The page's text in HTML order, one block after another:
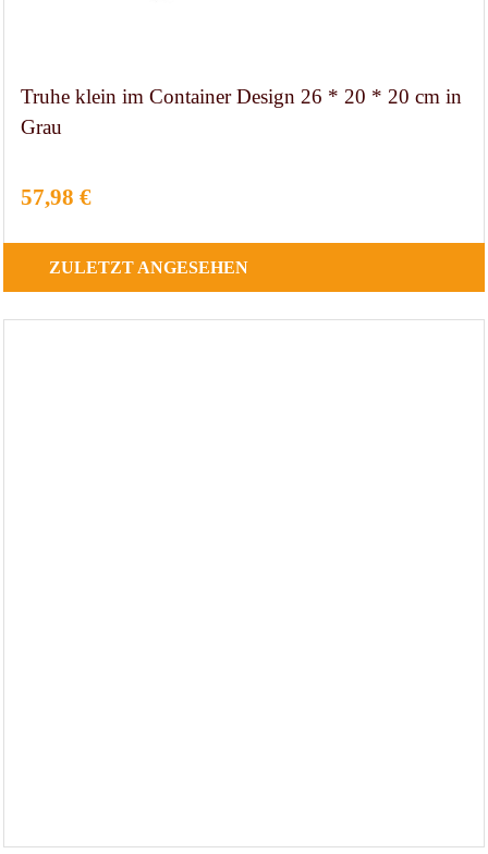
Truhe klein im Container Design 26 * 20 * 20 cm in
Grau
57,98 €
ZULETZT ANGESEHEN